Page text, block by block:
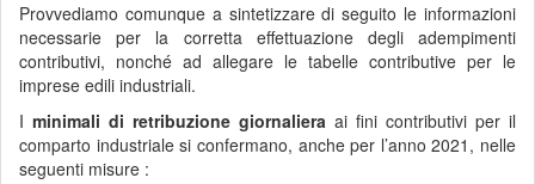
Provvediamo comunque a sintetizzare di seguito le informazioni
necessarie per la corretta effettuazione degli adempimenti
contributivi, nonché ad allegare le tabelle contributive per le
imprese edili industriali.
I minimali di retribuzione giornaliera ai fini contributivi per il
comparto industriale si confermano, anche per l’anno 2021, nelle
seguenti misure :